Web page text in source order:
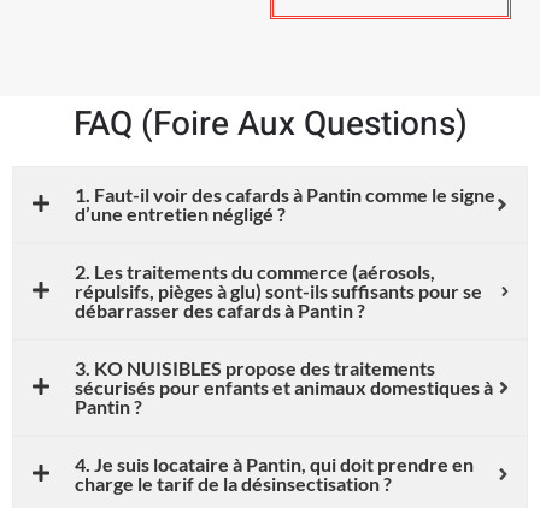
FAQ (Foire Aux Questions)
1. Faut-il voir des cafards à Pantin comme le signe
d’une entretien négligé ?
2. Les traitements du commerce (aérosols,
répulsifs, pièges à glu) sont-ils suffisants pour se
débarrasser des cafards à Pantin ?
3. KO NUISIBLES propose des traitements
sécurisés pour enfants et animaux domestiques à
Pantin ?
4. Je suis locataire à Pantin, qui doit prendre en
charge le tarif de la désinsectisation ?